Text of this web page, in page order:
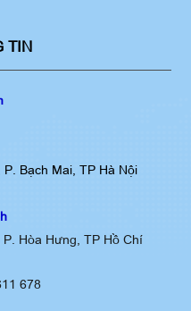
TIN
Bạch Mai, TP Hà Nội
Hòa Hưng, TP Hồ Chí
678